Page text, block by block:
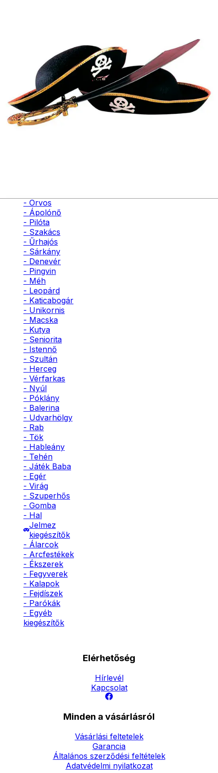
- Robin Hood
- Pán Péter
- Super Mario
- Flash
- Hulk
- Angyal
- Csontváz
- Ördög
- Bohóc
- Orvos
- Ápolónő
- Pilóta
- Szakács
- Űrhajós
- Sárkány
- Denevér
- Pingvin
- Méh
- Leopárd
- Katicabogár
- Unikornis
- Macska
- Kutya
- Seniorita
- Istennő
- Szultán
- Herceg
- Vérfarkas
- Nyúl
- Póklány
- Balerina
- Udvarhölgy
- Rab
- Tök
- Hableány
- Tehén
- Játék Baba
- Egér
- Virág
- Szuperhős
- Gomba
- Hal
Jelmez
kiegészítők
- Álarcok
- Arcfestékek
- Ékszerek
- Fegyverek
- Kalapok
- Fejdíszek
- Parókák
- Egyéb
kiegészítők
Elérhetőség
Hírlevél
Kapcsolat
Minden a vásárlásról
Vásárlási feltetelek
Garancia
Általános szerződési feltételek
Adatvédelmi nyilatkozat